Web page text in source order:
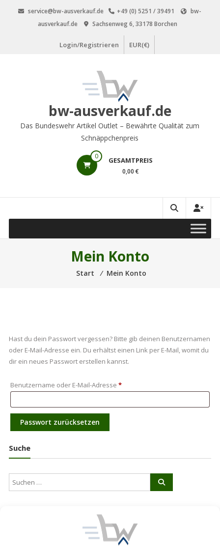
service@bw-ausverkauf.de +49 (0) 5251 / 39491
bw-
ausverkauf.de
Sachsenweg 6, 33178 Borchen
Login/Registrieren EUR(€)
bw-ausverkauf.de
Das Bundeswehr Artikel Outlet – Bewährte Qualität zum
Schnäppchenpreis
0 GESAMTPREIS
0,00 €
Mein Konto
Start ⁄ Mein Konto
Hast du dein Passwort vergessen? Bitte gib deinen Benutzernamen
oder E-Mail-Adresse ein. Du erhältst einen Link per E-Mail, womit du
dir ein neues Passwort erstellen kannst.
Benutzername oder E-Mail-Adresse *Erforderlich
Passwort zurücksetzen
Suche